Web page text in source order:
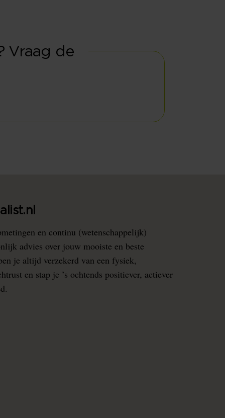
Vraag de
en continu (wetenschappelijk)
advies over jouw mooiste en beste
je altijd verzekerd van een fysiek,
en stap je ’s ochtends positiever, actiever